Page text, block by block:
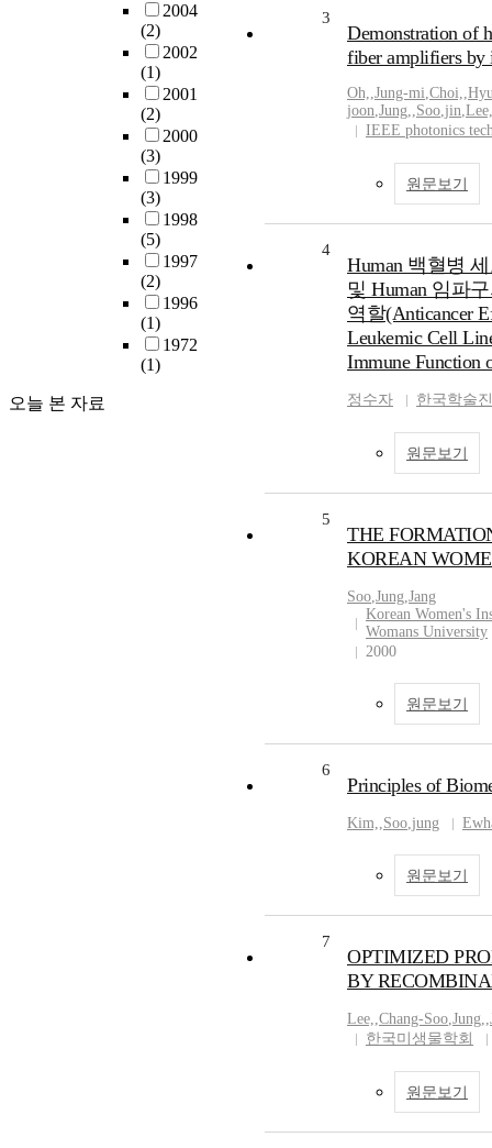
2004
(2)
2002
(1)
2001
(2)
2000
(3)
1999
(3)
1998
(5)
1997
(2)
1996
(1)
1972
(1)
오늘 본 자료
3
Demonstration of
fiber amplifiers by
Oh,,Jung-mi,Choi,,
joon,Jung,,Soo,jin,Lee,
IEEE photonics
원문보기
4
Human 백혈병
및 Human 임파
역할(Anticancer
Leukemic Cell
Immune Function
정수자 한국학술
원문보기
5
THE
KOREAN
Soo,Jung,Jang
Korean Women's
Womans University
2000
원문보기
6
Principles of
Kim,,Soo,jung
원문보기
7
OPTIMIZED
BY
Lee,,Chang-Soo,Jung,,
한국미생물학회
원문보기